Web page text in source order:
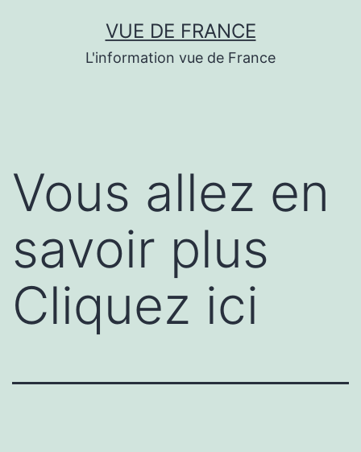
VUE DE FRANCE
L'information vue de France
Vous allez en
savoir plus
Cliquez ici